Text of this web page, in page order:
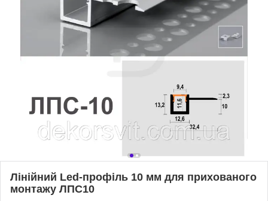
Лінійний Led-профіль 10 мм для прихованого
монтажу ЛПС10